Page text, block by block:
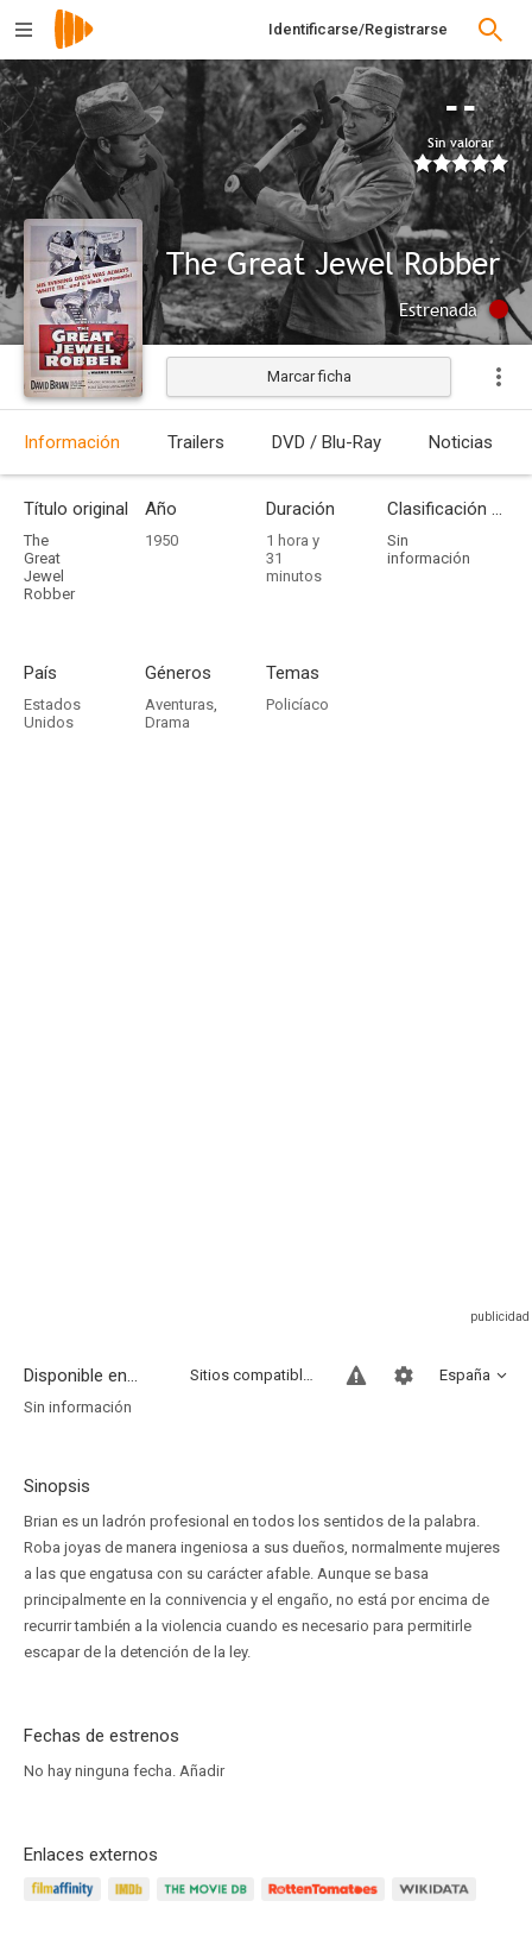
Identificarse/Registrarse
--
Sin valorar
The Great Jewel Robber
Estrenada
Marcar ficha
Información Trailers DVD / Blu-Ray Noticias
Título original
The
Great
Jewel
Robber
Año
1950
Duración
1 hora y
31
minutos
Clasificación por edades
Sin
información
País
Estados
Unidos
Géneros
Aventuras,
Drama
Temas
Policíaco
Disponible en... España
Sitios compatibles
Sin información
Sinopsis
Brian es un ladrón profesional en todos los sentidos de la palabra.
Roba joyas de manera ingeniosa a sus dueños, normalmente mujeres
a las que engatusa con su carácter afable. Aunque se basa
principalmente en la connivencia y el engaño, no está por encima de
recurrir también a la violencia cuando es necesario para permitirle
escapar de la detención de la ley.
Fechas de estrenos
No hay ninguna fecha. Añadir
Enlaces externos